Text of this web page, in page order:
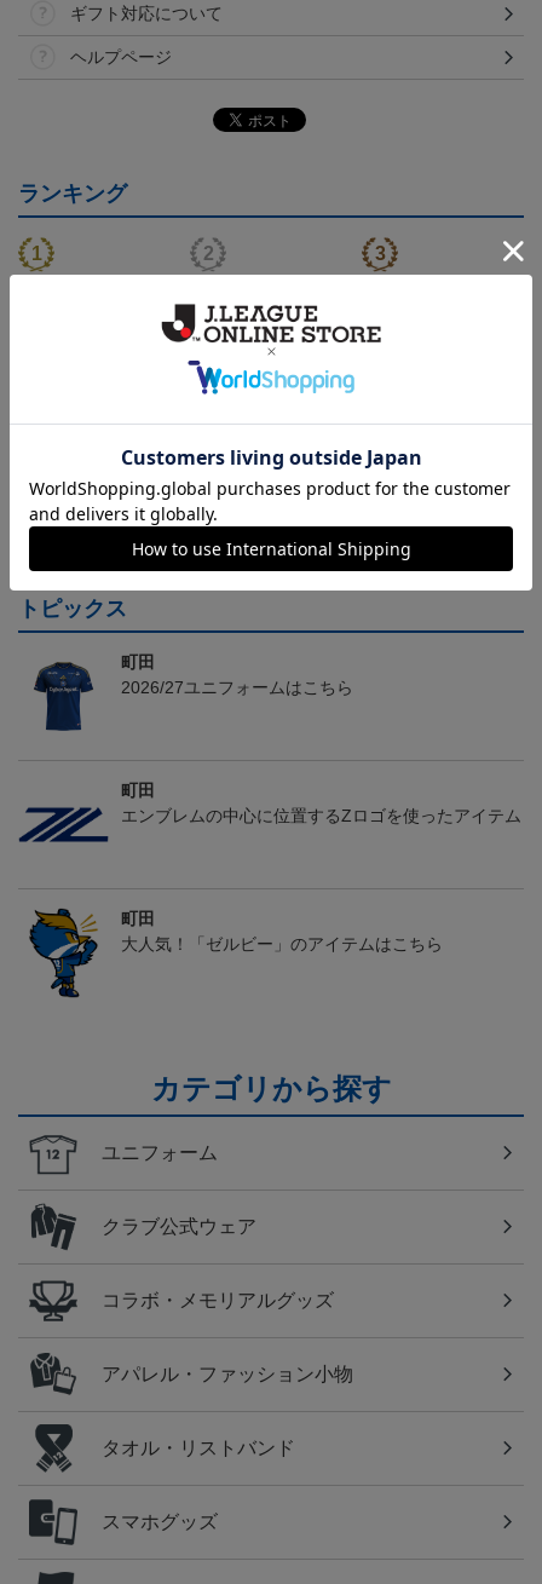
ギフト対応について
ヘルプページ
ランキング
2026/27 FP1stユニフォー
24,200円～30,800円
会員特典
2026/27 GK1stユニフォ
ーム
24,200円～30,800円
2026/27 FP1stキッズユニ
トピックス
町田
2026/27ユニフォームはこちら
町田
エンブレムの中心に位置するZロゴを使ったアイテム
町田
大人気！「ゼルビー」のアイテムはこちら
カテゴリから探す
ユニフォーム
クラブ公式ウェア
コラボ・メモリアルグッズ
アパレル・ファッション小物
タオル・リストバンド
スマホグッズ